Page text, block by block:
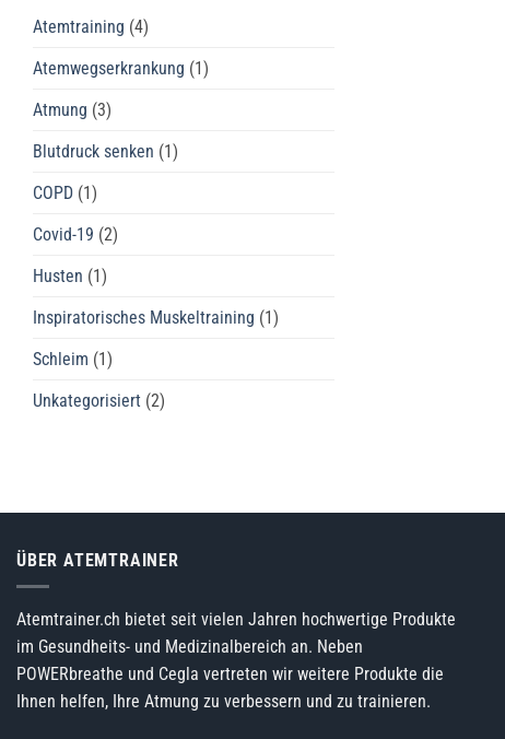
Atemtraining (4)
Atemwegserkrankung (1)
Atmung (3)
Blutdruck senken (1)
COPD (1)
Covid-19 (2)
Husten (1)
Inspiratorisches Muskeltraining (1)
Schleim (1)
Unkategorisiert (2)
ÜBER ATEMTRAINER
Atemtrainer.ch bietet seit vielen Jahren hochwertige Produkte
im Gesundheits- und Medizinalbereich an. Neben
POWERbreathe und Cegla vertreten wir weitere Produkte die
Ihnen helfen, Ihre Atmung zu verbessern und zu trainieren.